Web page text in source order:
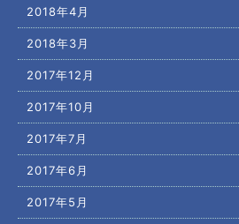
2018年4月
2018年3月
2017年12月
2017年10月
2017年7月
2017年6月
2017年5月